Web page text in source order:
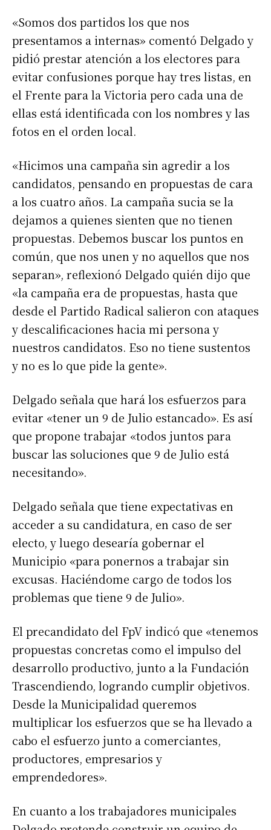
«Somos dos partidos los que nos
presentamos a internas» comentó Delgado y
pidió prestar atención a los electores para
evitar confusiones porque hay tres listas, en
el Frente para la Victoria pero cada una de
ellas está identificada con los nombres y las
fotos en el orden local.
«Hicimos una campaña sin agredir a los
candidatos, pensando en propuestas de cara
a los cuatro años. La campaña sucia se la
dejamos a quienes sienten que no tienen
propuestas. Debemos buscar los puntos en
común, que nos unen y no aquellos que nos
separan», reflexionó Delgado quién dijo que
«la campaña era de propuestas, hasta que
desde el Partido Radical salieron con ataques
y descalificaciones hacia mi persona y
nuestros candidatos. Eso no tiene sustentos
y no es lo que pide la gente».
Delgado señala que hará los esfuerzos para
evitar «tener un 9 de Julio estancado». Es así
que propone trabajar «todos juntos para
buscar las soluciones que 9 de Julio está
necesitando».
Delgado señala que tiene expectativas en
acceder a su candidatura, en caso de ser
electo, y luego desearía gobernar el
Municipio «para ponernos a trabajar sin
excusas. Haciéndome cargo de todos los
problemas que tiene 9 de Julio».
El precandidato del FpV indicó que «tenemos
propuestas concretas como el impulso del
desarrollo productivo, junto a la Fundación
Trascendiendo, logrando cumplir objetivos.
Desde la Municipalidad queremos
multiplicar los esfuerzos que se ha llevado a
cabo el esfuerzo junto a comerciantes,
productores, empresarios y
emprendedores».
En cuanto a los trabajadores municipales